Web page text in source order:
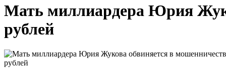
Мать миллиардера Юрия
рублей